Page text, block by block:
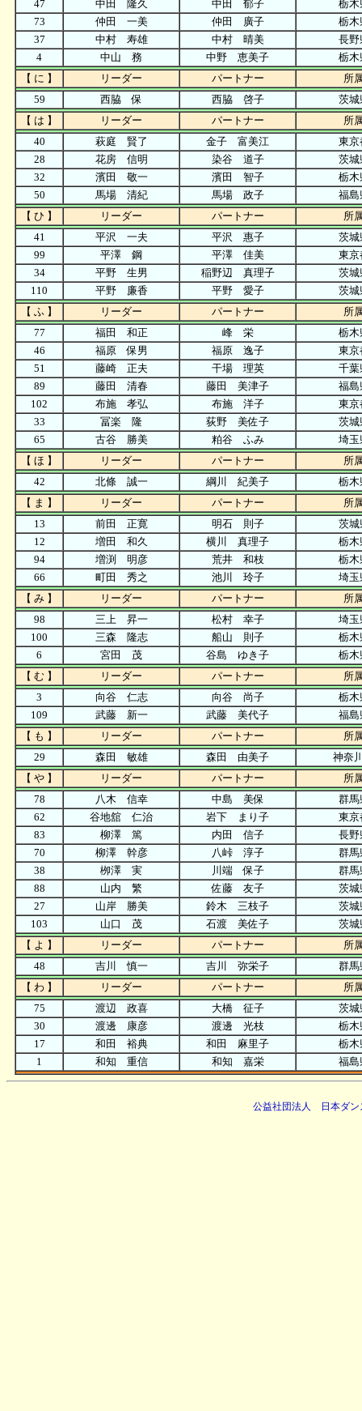
47 中田 隆久 中田 郁子
栃木
73
仲田 一美 仲田 廣子
栃木
37
中村 寿雄 中村 晴美
長野
4
中山 務 中野 恵美子
栃木
【 に 】
リーダー パートナー
所
59
西脇 保 西脇 啓子
茨城
【 は 】
リーダー パートナー
所
40
萩庭 賢了 金子 富美江
東京
28
花房 信明 染谷 道子
茨城
32
濱田 敬一 濱田 智子
栃木
50
馬場 清紀 馬場 政子
福島
【 ひ 】
リーダー パートナー
所
41
平沢 一夫 平沢 惠子
茨城
99
平澤 鋼 平澤 佳美
東京
34
平野 生男 稲野辺 真理子
茨城
110
平野 廉香 平野 愛子
茨城
【 ふ 】
リーダー パートナー
所
77
福田 和正 峰 栄
栃木
46
福原 保男 福原 逸子
東京
51
藤崎 正夫 干場 理英
千葉
89
藤田 清春 藤田 美津子
福島
102
布施 孝弘 布施 洋子
東京
33
冨楽 隆 荻野 美佐子
茨城
65
古谷 勝美 粕谷 ふみ
埼玉
【 ほ 】
リーダー パートナー
所
42
北條 誠一 綱川 紀美子
栃木
【 ま 】
リーダー パートナー
所
13
前田 正寛 明石 則子
茨城
12
増田 和久 横川 真理子
栃木
94
増渕 明彦 荒井 和枝
栃木
66
町田 秀之 池川 玲子
埼玉
【 み 】
リーダー パートナー
所
98
三上 昇一 松村 幸子
埼玉
100
三森 隆志 船山 則子
栃木
6
宮田 茂 谷島 ゆき子
栃木
【 む 】
リーダー パートナー
所
3
向谷 仁志 向谷 尚子
栃木
109
武藤 新一 武藤 美代子
福島
【 も 】
リーダー パートナー
所
29
森田 敏雄 森田 由美子
神奈
【 や 】
リーダー パートナー
所
78
八木 信幸 中島 美保
群馬
62
谷地舘 仁治 岩下 まり子
東京
83
柳澤 篤 内田 信子
長野
70
柳澤 幹彦 八峠 淳子
群馬
38
栁澤 実 川端 保子
群馬
88
山内 繁 佐藤 友子
茨城
27
山岸 勝美 鈴木 三枝子
茨城
103
山口 茂 石渡 美佐子
茨城
【 よ 】
リーダー パートナー
所
48
吉川 慎一 吉川 弥栄子
群馬
【 わ 】
リーダー パートナー
所
75
渡辺 政喜 大橋 征子
茨城
30
渡邊 康彦 渡邊 光枝
栃木
17
和田 裕典 和田 麻里子
栃木
1
和知 重信 和知 嘉栄 福島
公益社団法人 日本ダ